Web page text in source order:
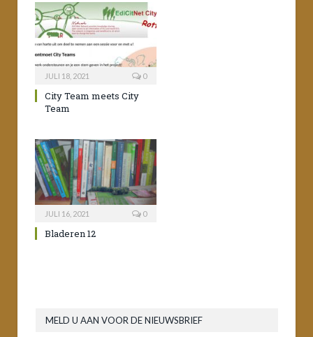
JULI 18, 2021 0
City Team meets City
Team
JULI 16, 2021 0
Bladeren 12
MELD U AAN VOOR DE NIEUWSBRIEF